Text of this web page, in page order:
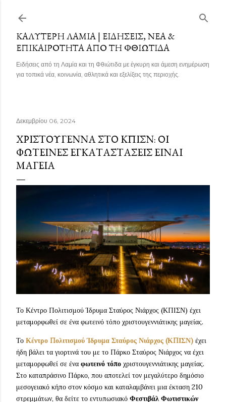
ΚΑΛΎΤΕΡΗ ΛΑΜΊΑ | ΕΙΔΉΣΕΙΣ, ΝΈΑ &
ΕΠΙΚΑΙΡΌΤΗΤΑ ΑΠΌ ΤΗ ΦΘΙΏΤΙΔΑ
Ειδήσεις από τη Λαμία και τη Φθιώτιδα με έγκυρη και άμεση ενημέρωση
για τοπικά νέα, κοινωνία, αθλητικά και εξελίξεις της περιοχής.
Δεκεμβρίου 06, 2024
ΧΡΙΣΤΟΎΓΕΝΝΑ ΣΤΟ ΚΠΙΣΝ: ΟΙ
ΦΩΤΕΙΝΈΣ ΕΓΚΑΤΑΣΤΆΣΕΙΣ ΕΊΝΑΙ
ΜΑΓΕΊΑ
Το Κέντρο Πολιτισμού Ίδρυμα Σταύρος Νιάρχος (ΚΠΙΣΝ) έχει
μεταμορφωθεί σε ένα φωτεινό τόπο χριστουγεννιάτικης μαγείας.
Το Κέντρο Πολιτισμού Ίδρυμα Σταύρος Νιάρχος (ΚΠΙΣΝ) έχει
ήδη βάλει τα γιορτινά του με το Πάρκο Σταύρος Νιάρχος να έχει
μεταμορφωθεί σε ένα φωτεινό τόπο χριστουγεννιάτικης μαγείας.
Στο καταπράσινο Πάρκο, που αποτελεί τον μεγαλύτερο δημόσιο
μεσογειακό κήπο στον κόσμο και καταλαμβάνει μια έκταση 210
στρεμμάτων, θα δείτε το εντυπωσιακό Φεστιβάλ Φωτιστικών